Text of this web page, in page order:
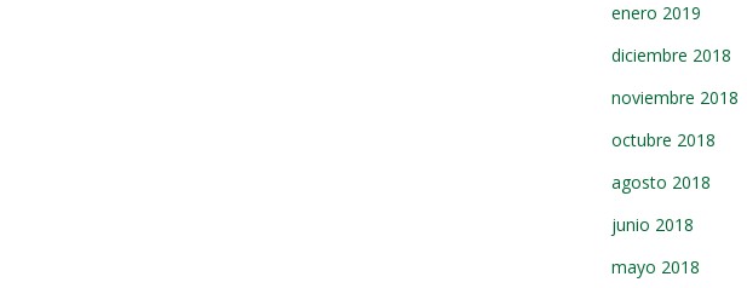
enero 2019
diciembre 2018
noviembre 2018
octubre 2018
agosto 2018
junio 2018
mayo 2018